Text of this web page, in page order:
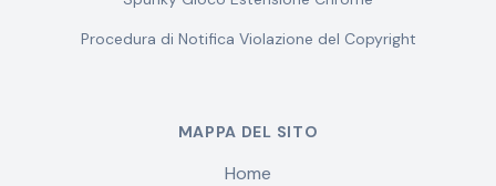
Procedura di Notifica Violazione del Copyright
MAPPA DEL SITO
Home